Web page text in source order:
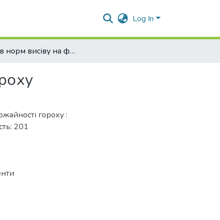
Log In
Вплив норм висіву на формування урожайності гороху
гороху :
201